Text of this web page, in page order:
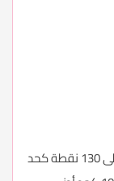
- من خلال بطاقة تعلم النشاط يحصل المعلم على 130 نقطة كحد